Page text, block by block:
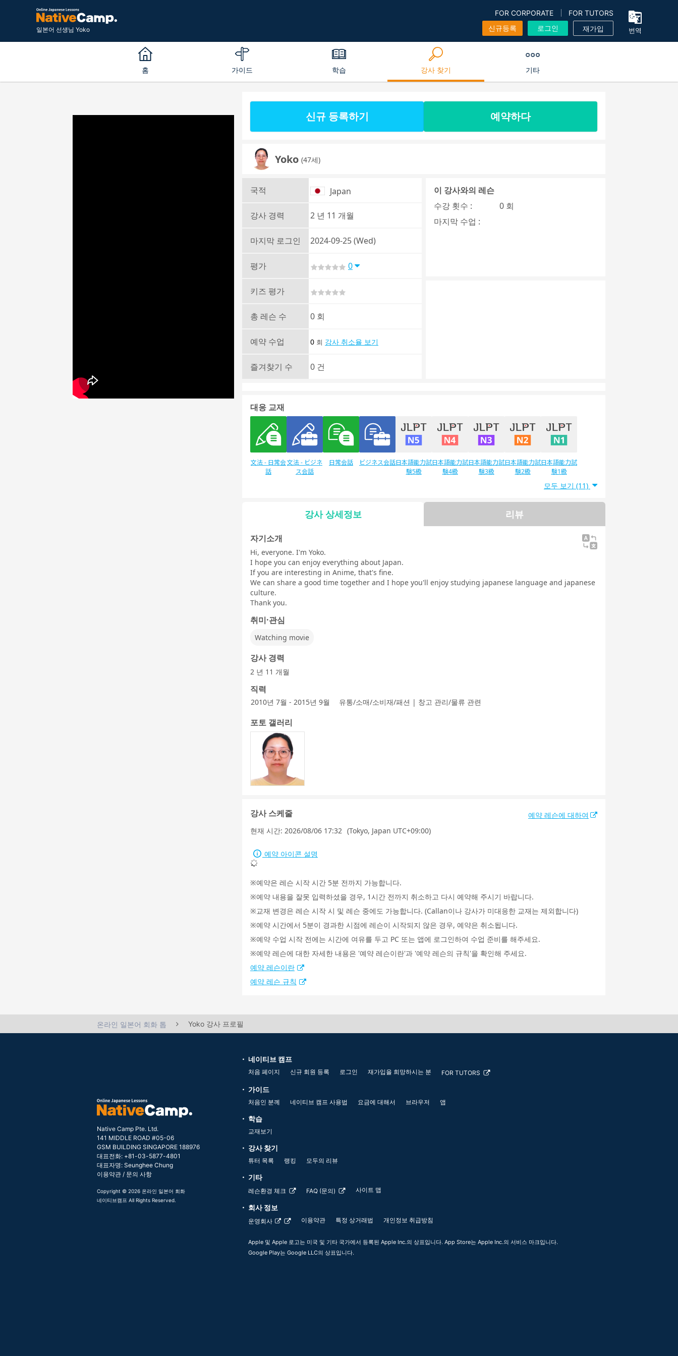
일본어 선생님 Yoko
FOR CORPORATE
FOR TUTORS
신규등록
로그인 재가입 번역
홈 가이드 학습 강사 찾기 기타
신규 등록하기 예약하다
Yoko (47세)
국적 Japan
강사 경력 2 년 11 개월
마지막 로그인 2024-09-25 (Wed)
평가 0
키즈 평가
총 레슨 수 0 회
예약 수업 0 회 강사 취소율 보기
즐겨찾기 수 0 건
이 강사와의 레슨
수강 횟수 :
0 회
마지막 수업 :
대응 교재
文法 - 日常会
話
文法 - ビジネ
ス会話
日常会話 ビジネス会話日本語能力試
験5級
日本語能力試
験4級
日本語能力試
験3級
日本語能力試
験2級
日本語能力試
験1級
デイリートピ
모두 보기 (11)
강사 상세정보 리뷰
자기소개
Hi, everyone. I'm Yoko.
I hope you can enjoy everything about Japan.
If you are interesting in Anime, that's fine.
We can share a good time together and I hope you'll enjoy studying japanese language and japanese
culture.
Thank you.
취미·관심
Watching movie
강사 경력
2 년 11 개월
직력
2010년 7월 - 2015년 9월 유통/소매/소비재/패션 | 창고 관리/물류 관련
포토 갤러리
강사 스케줄
예약 레슨에 대하여
현재 시간: 2026/08/06 17:32 (Tokyo, Japan UTC+09:00)
예약 아이콘 설명
예약은 레슨 시작 시간 5분 전까지 가능합니다.
예약 내용을 잘못 입력하셨을 경우, 1시간 전까지 취소하고 다시 예약해 주시기 바랍니다.
교재 변경은 레슨 시작 시 및 레슨 중에도 가능합니다. (Callan이나 강사가 미대응한 교재는 제외합니다)
예약 시간에서 5분이 경과한 시점에 레슨이 시작되지 않은 경우, 예약은 취소됩니다.
예약 수업 시작 전에는 시간에 여유를 두고 PC 또는 앱에 로그인하여 수업 준비를 해주세요.
예약 레슨에 대한 자세한 내용은 '예약 레슨이란'과 '예약 레슨의 규칙'을 확인해 주세요.
예약 레슨이란
예약 레슨 규칙
온라인 일본어 회화 톱 Yoko 강사 프로필
Native Camp Pte. Ltd.
141 MIDDLE ROAD #05-06
GSM BUILDING SINGAPORE 188976
대표전화: +81-03-5877-4801
대표자명: Seunghee Chung
이용약관 / 문의 사항
Copyright © 2026 온라인 일본어 회화
네이티브캠프 All Rights Reserved.
네이티브 캠프
처음 페이지 신규 회원 등록 로그인 재가입을 희망하시는 분 FOR TUTORS
가이드
처음인 분께 네이티브 캠프 사용법 요금에 대해서 브라우저 앱
학습
교재보기
강사 찾기
튜터 목록 랭킹 모두의 리뷰
기타
레슨환경 체크 FAQ (문의) 사이트 맵
회사 정보
운영회사 이용약관 특정 상거래법 개인정보 취급방침
Apple 및 Apple 로고는 미국 및 기타 국가에서 등록된 Apple Inc.의 상표입니다. App Store는 Apple Inc.의 서비스 마크입니다.
Google Play는 Google LLC의 상표입니다.